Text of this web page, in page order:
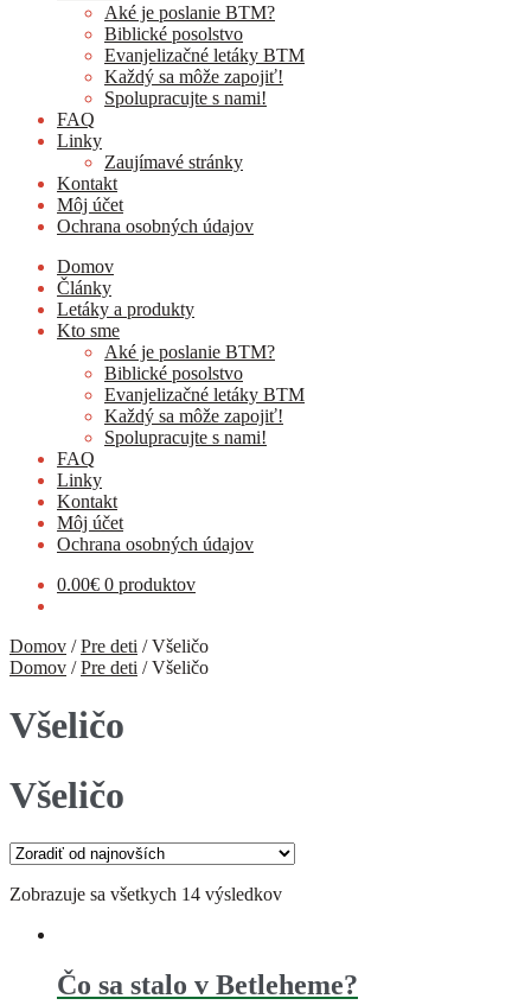
Aké je poslanie BTM?
Biblické posolstvo
Evanjelizačné letáky BTM
Každý sa môže zapojiť!
Spolupracujte s nami!
FAQ
Linky
Zaujímavé stránky
Kontakt
Môj účet
Ochrana osobných údajov
Domov
Články
Letáky a produkty
Kto sme
Aké je poslanie BTM?
Biblické posolstvo
Evanjelizačné letáky BTM
Každý sa môže zapojiť!
Spolupracujte s nami!
FAQ
Linky
Kontakt
Môj účet
Ochrana osobných údajov
0.00€ 0 produktov
Domov /Pre deti /Všeličo
Domov /Pre deti /Všeličo
Všeličo
Všeličo
Zobrazuje sa všetkych 14 výsledkov
Čo sa stalo v Betleheme?